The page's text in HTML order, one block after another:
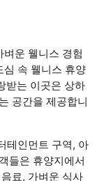
운 웰니스 경험
심 속 웰니스 휴양
받는 이곳은 상하
공간을 제공합니
테인먼트 구역, 아
들은 휴양지에서
료, 가벼운 식사